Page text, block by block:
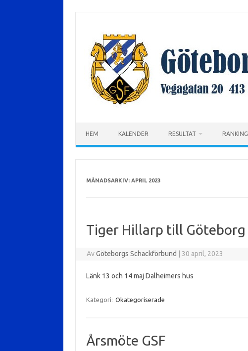
HEM KALENDER RESULTAT RANKING
MÅNADSARKIV: APRIL 2023
Tiger Hillarp till Göteborg
AvGöteborgs Schackförbund 30 april, 2023
Länk 13 och 14 maj Dalheimers hus
Kategori: Okategoriserade
Årsmöte GSF